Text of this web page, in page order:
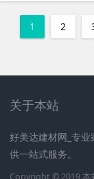
1 2
关于本站
好美达建材网_专
供一站式服务。
Copyright © 2019 本